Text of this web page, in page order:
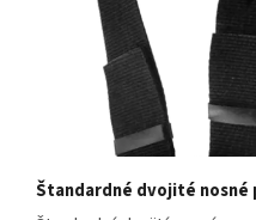
Štandardné dvojité nosné